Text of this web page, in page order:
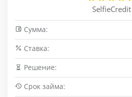
SelfieCredit
Сумма:
Cтавка:
Решение:
Срок займа: